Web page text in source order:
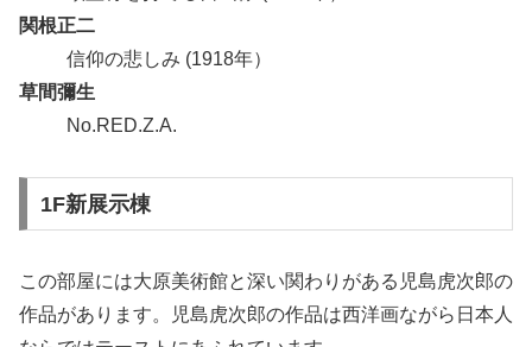
関根正二
信仰の悲しみ (1918年）
草間彌生
No.RED.Z.A.
1F新展示棟
この部屋には大原美術館と深い関わりがある児島虎次郎の
作品があります。児島虎次郎の作品は西洋画ながら日本人